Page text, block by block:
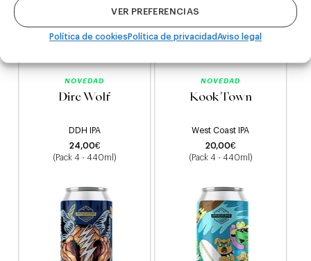
VER PREFERENCIAS
Política de cookies Política de privacidadAviso legal
relacionados
NOVEDAD
Dire Wolf
DDH IPA
24,00€
(Pack 4 - 440ml)
NOVEDAD
Kook Town
West Coast IPA
20,00€
(Pack 4 - 440ml)